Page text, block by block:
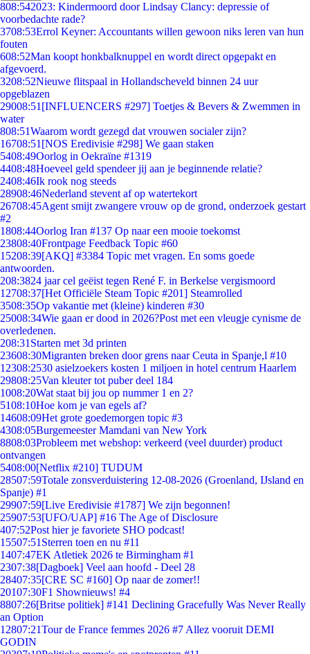
808:542023: Kindermoord door Lindsay Clancy: depressie of
voorbedachte rade?
3708:53Errol Keyner: Accountants willen gewoon niks leren van hun
fouten
608:52Man koopt honkbalknuppel en wordt direct opgepakt en
afgevoerd.
3208:52Nieuwe flitspaal in Hollandscheveld binnen 24 uur
opgeblazen
29008:51 [INFLUENCERS #297] Toetjes & Bevers & Zwemmen in
water
808:51Waarom wordt gezegd dat vrouwen socialer zijn?
16708:51 [NOS Eredivisie #298] We gaan staken
5408:49Oorlog in Oekraïne #1319
4408:48Hoeveel geld spendeer jij aan je beginnende relatie?
2408:46Ik rook nog steeds
28908:46Nederland stevent af op watertekort
26708:45Agent smijt zwangere vrouw op de grond, onderzoek gestart
#2
1808:44Oorlog Iran #137 Op naar een mooie toekomst
23808:40Frontpage Feedback Topic #60
15208:39[AKQ] #3384 Topic met vragen. En soms goede
antwoorden.
208:3824 jaar cel geëist tegen René F. in Berkelse vergismoord
12708:37[Het Officiële Steam Topic #201] Steamrolled
3508:35Op vakantie met (kleine) kinderen #30
25008:34Wie gaan er dood in 2026?Post met een vleugje cynisme de
overledenen.
208:31 Starten met 3d printen
23608:30Migranten breken door grens naar Ceuta in Spanje,l #10
12308:2530 asielzoekers kosten 1 miljoen in hotel centrum Haarlem
29808:25Van kleuter tot puber deel 184
1008:20Wat staat bij jou op nummer 1 en 2?
5108:10Hoe kom je van egels af?
14608:09Het grote goedemorgen topic #3
4308:05Burgemeester Mamdani van New York
8808:03Probleem met webshop: verkeerd (veel duurder) product
ontvangen
5408:00[Netflix #210] TUDUM
28507:59Totale zonsverduistering 12-08-2026 (Groenland, IJsland en
Spanje) #1
29907:59[Live Eredivisie #1787] We zijn begonnen!
25907:53[UFO/UAP] #16 The Age of Disclosure
407:52Post hier je favoriete SHO podcast!
15507:51 Sterren toen en nu #11
1407:47EK Atletiek 2026 te Birmingham #1
2307:38[Dagboek] Veel aan hoofd - Deel 28
28407:35[CRE SC #160] Op naar de zomer!!
20107:30F1 Shownieuws! #4
8807:26[Britse politiek] #141 Declining Gracefully Was Never Really
an Option
12807:21Tour de France femmes 2026 #7 Allez vooruit DEMI
GODIN